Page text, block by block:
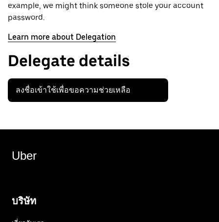
example, we might think someone stole your account
password.
Learn more about Delegation
Delegate details
ลงชื่อเข้าใช้เพื่อขอความช่วยเหลือ
Uber
บริษัท